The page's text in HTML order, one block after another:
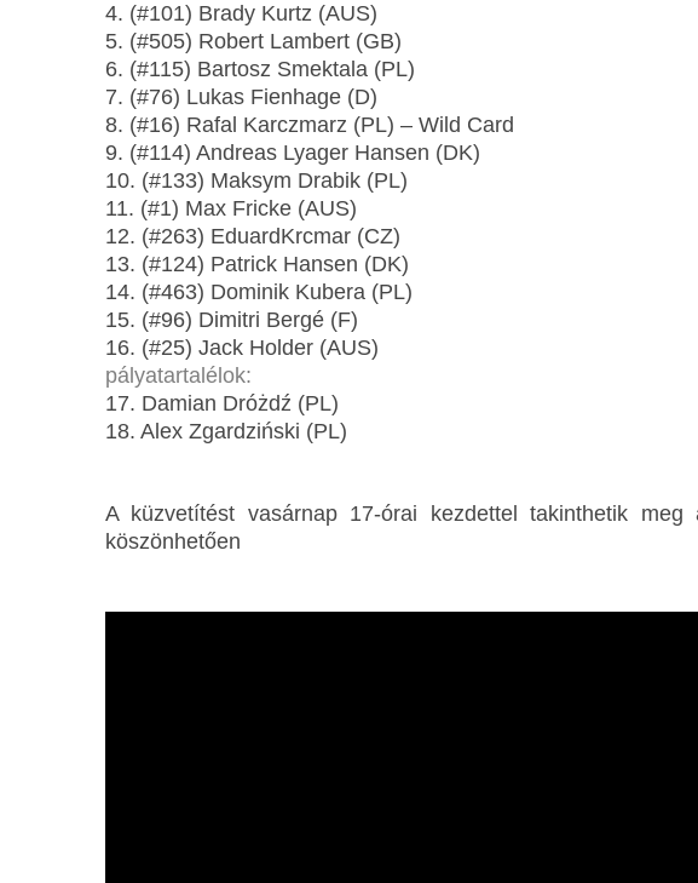
4. (#101) Brady Kurtz (AUS)
5. (#505) Robert Lambert (GB)
6. (#115) Bartosz Smektala (PL)
7. (#76) Lukas Fienhage (D)
8. (#16) Rafal Karczmarz (PL) – Wild Card
9. (#114) Andreas Lyager Hansen (DK)
10. (#133) Maksym Drabik (PL)
11. (#1) Max Fricke (AUS)
12. (#263) EduardKrcmar (CZ)
13. (#124) Patrick Hansen (DK)
14. (#463) Dominik Kubera (PL)
15. (#96) Dimitri Bergé (F)
16. (#25) Jack Holder (AUS)
pályatartalélok:
17. Damian Dróżdź (PL)
18. Alex Zgardziński (PL)
A küzvetítést vasárnap 17-órai kezdettel takinthetik meg
köszönhetően